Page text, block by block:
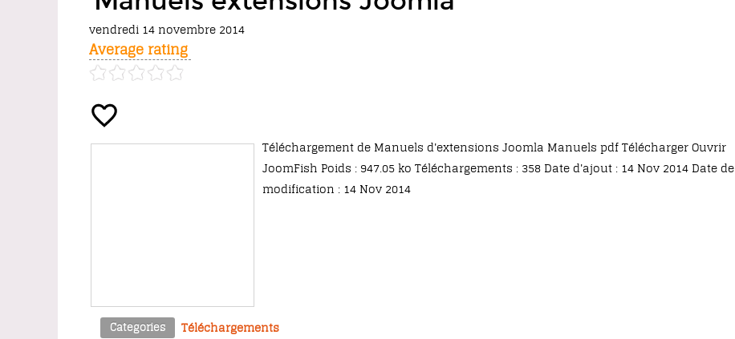
vendredi 14 novembre 2014
Average rating
Téléchargement de Manuels d'extensions Joomla Manuels pdf Télécharger Ouvrir
JoomFish Poids : 947.05 ko Téléchargements : 358 Date d'ajout : 14 Nov 2014 Date de
modification : 14 Nov 2014
Categories Téléchargements